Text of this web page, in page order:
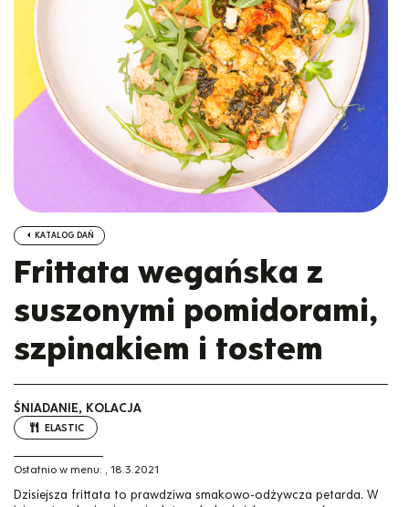
KATALOG DAŃ
Frittata wegańska z
suszonymi pomidorami,
szpinakiem i tostem
ŚNIADANIE, KOLACJA
ELASTIC
Ostatnio w menu: , 18.3.2021
Dzisiejsza frittata to prawdziwa smakowo-odżywcza petarda. W